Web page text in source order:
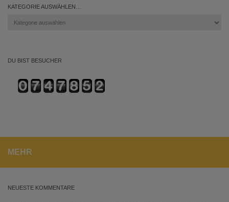
KATEGORIE AUSWÄHLEN…
Kategorie
DU BIST BESUCHER
MEHR
NEUESTE KOMMENTARE